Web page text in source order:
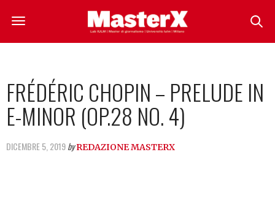
FRÉDÉRIC CHOPIN – PRELUDE IN
E-MINOR (OP.28 NO. 4)
DICEMBRE 5, 2019by REDAZIONE MASTERX